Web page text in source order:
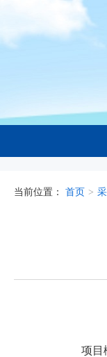
当前位置： 首页 >
项目